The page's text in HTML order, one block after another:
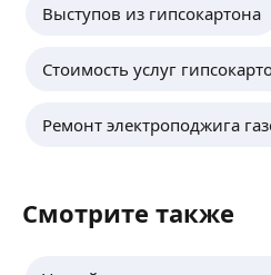
Выступов из гипсокартона
Стоимость услуг
Ремонт электроподжига
Смотрите также